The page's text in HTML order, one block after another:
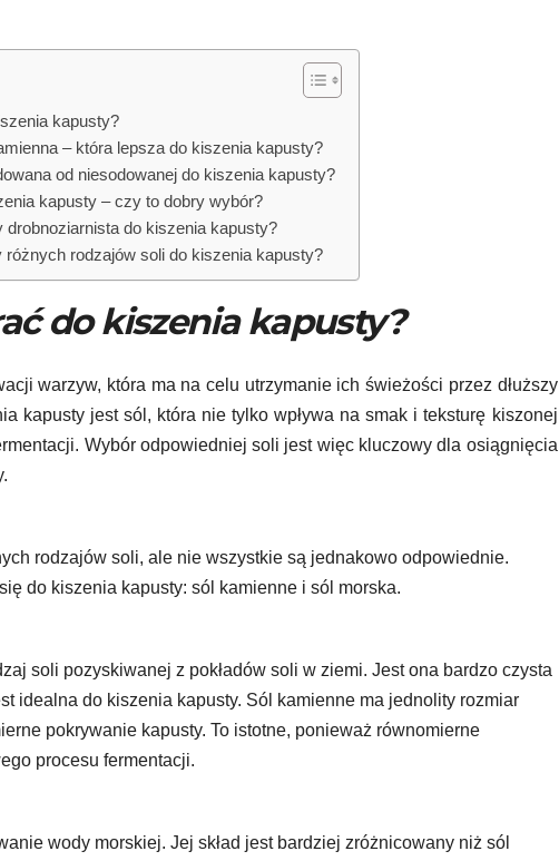
kapusty?
– która lepsza do kiszenia kapusty?
od niesodowanej do kiszenia kapusty?
kapusty – czy to dobry wybór?
drobnoziarnista do kiszenia kapusty?
rodzajów soli do kiszenia kapusty?
do kiszenia kapusty?
warzyw, która ma na celu utrzymanie ich świeżości przez dłuższy
kapusty jest sól, która nie tylko wpływa na smak i teksturę kiszonej
Wybór odpowiedniej soli jest więc kluczowy dla osiągnięcia
rodzajów soli, ale nie wszystkie są jednakowo odpowiednie.
do kiszenia kapusty: sól kamienne i sól morska.
soli pozyskiwanej z pokładów soli w ziemi. Jest ona bardzo czysta
idealna do kiszenia kapusty. Sól kamienne ma jednolity rozmiar
pokrywanie kapusty. To istotne, ponieważ równomierne
procesu fermentacji.
wody morskiej. Jej skład jest bardziej zróżnicowany niż sól